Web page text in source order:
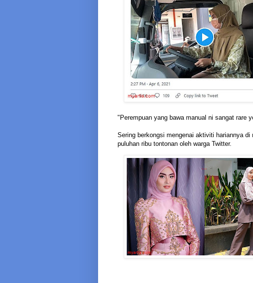
"Perempuan yang bawa manual ni sangat rare
Sering berkongsi mengenai aktiviti hariannya
puluhan ribu tontonan oleh warga Twitter.